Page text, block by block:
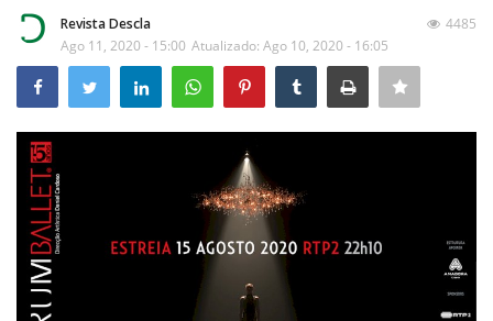
Desporto
Sobre Nós
Educação
Estatuto Editorial
Revista Descla
Ago 11, 2020 - 15:00 Atualizado: Ago 10, 2020 - 16:05
4485